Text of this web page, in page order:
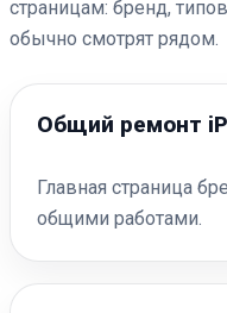
страницам: бренд,
обычно смотрят рядом.
Общий ремонт
Главная страница
общими работами.